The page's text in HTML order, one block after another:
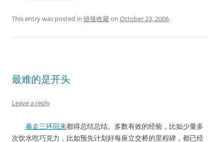
This entry was posted in 链接收藏on October 23, 2006.
最难的是开头
Leave a reply
暴走三环回来都得总结总结。多数有效的经验，比如少量多
次饮水吃巧克力，比如预先计划好每座立交桥的里程碑，都已经